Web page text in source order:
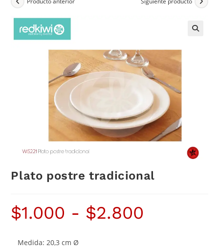
Plato postre tradicional
$1.000 - $2.800
Medida: 20,3 cm Ø